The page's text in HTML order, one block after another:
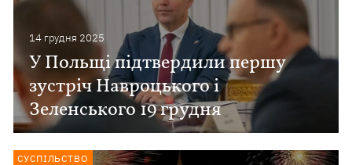
14 грудня 2025
У Польщі підтвердили першу
зустріч Навроцького і
Зеленського 19 грудня
СУСПІЛЬСТВО